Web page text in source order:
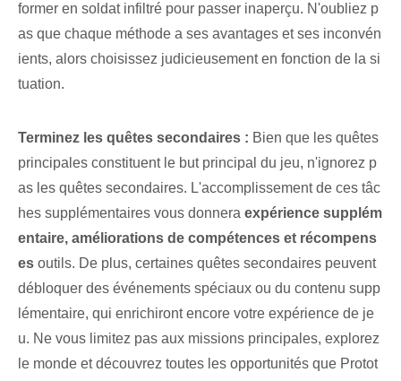
former en soldat infiltré pour passer inaperçu. N'oubliez p
as que chaque méthode a ses avantages et ses inconvén
ients, alors choisissez judicieusement en fonction de la si
tuation.
Terminez les ⁢quêtes secondaires : Bien que les quêtes
principales constituent le but principal du jeu, n'ignorez p
as les quêtes secondaires. L'accomplissement de ces tâc
hes supplémentaires vous donnera expérience supplém
entaire, améliorations de compétences et récompens
es outils. ⁤De plus, ‌certaines quêtes secondaires peuvent
débloquer des événements spéciaux ou du contenu supp
lémentaire, qui enrichiront encore votre expérience de je
u. ⁤Ne vous limitez pas aux missions principales, explorez
le monde et découvrez toutes les opportunités que Protot